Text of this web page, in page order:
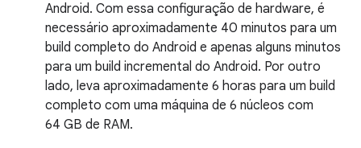
Android. Com essa configuração de hardware, é
necessário aproximadamente 40 minutos para um
build completo do Android e apenas alguns minutos
para um build incremental do Android. Por outro
lado, leva aproximadamente 6 horas para um build
completo com uma máquina de 6 núcleos com
64 GB de RAM.